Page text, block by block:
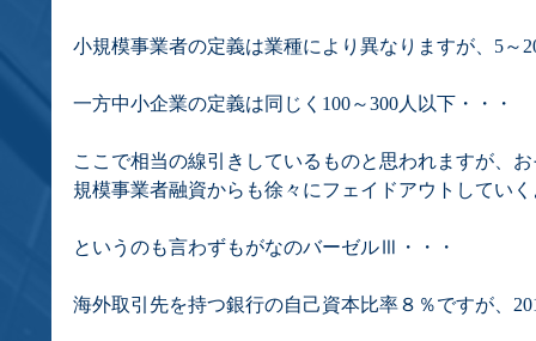
小規模事業者の定義は業種により異なりますが、5～
一方中小企業の定義は同じく100～300人以下・・・
ここで相当の線引きしているものと思われますが、
規模事業者融資からも徐々にフェイドアウトしてい
というのも言わずもがなのバーゼルⅢ・・・
海外取引先を持つ銀行の自己資本比率８％ですが、